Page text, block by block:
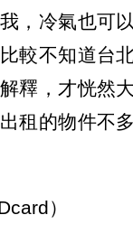
，冷氣也可
較不知道台
釋，才恍然
租的物件不
）